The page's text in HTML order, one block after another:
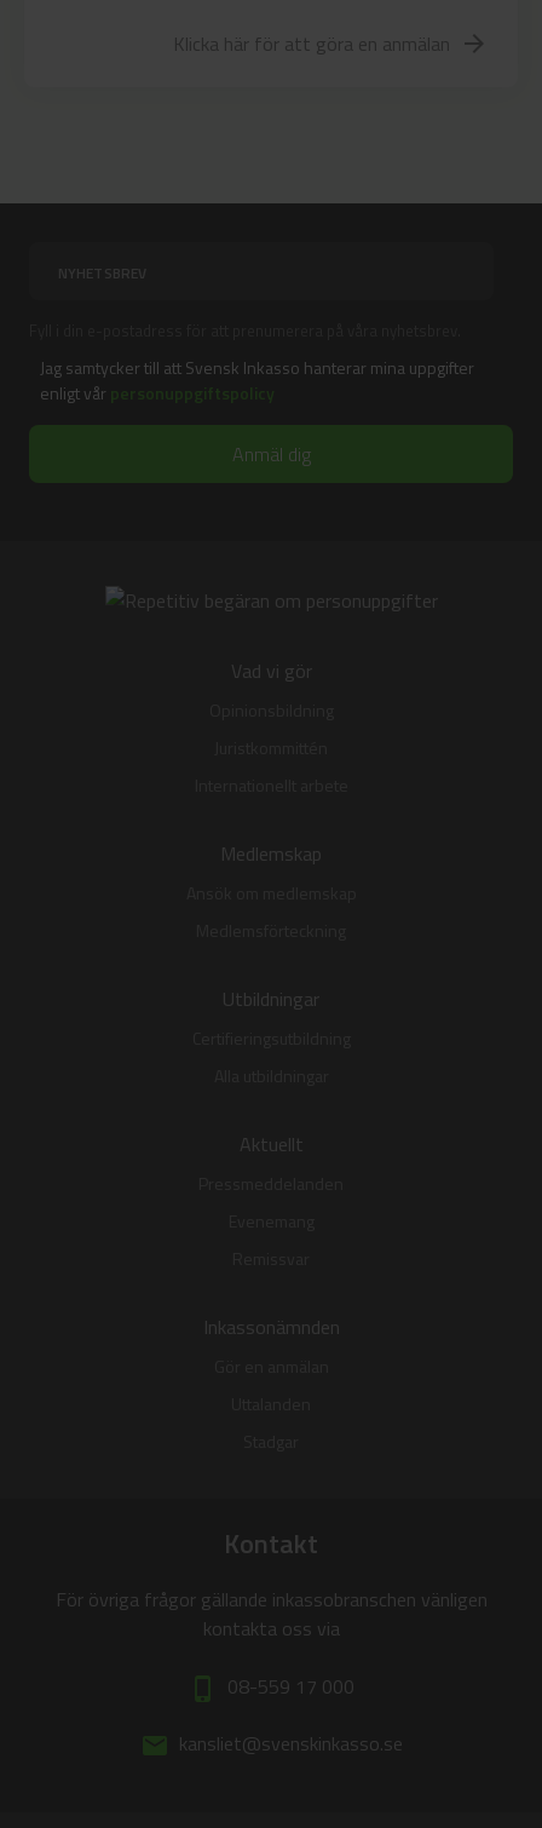
Klicka här för att göra en anmälan arrow_forward
Jag samtycker till att Svensk Inkasso hanterar mina uppgifter
enligt vår personuppgiftspolicy
Vad vi gör
Medlemskap
Utbildningar
Aktuellt
Inkassonämnden
Kontakt
För övriga frågor gällande inkassobranschen vänligen
kontakta oss via
phone_iphone 08-559 17 000
email kansliet@svenskinkasso.se